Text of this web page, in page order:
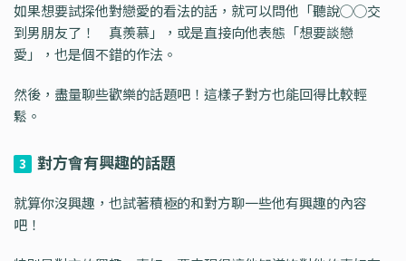
如果想要試探他對戀愛的看法的話，就可以問他「聽說◯◯交
到男朋友了！ 真羨慕」，或是直接向他表態「想要談戀
愛」，也是個不錯的作法。
然後，盡量聊些歡樂的話題吧！這樣子對方也能回得比較輕
鬆。
3 對方會有興趣的話題
就算你沒興趣，也試著積極的和對方聊一些他有興趣的內容
吧！